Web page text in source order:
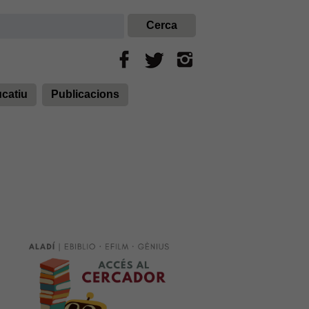
Publicacions